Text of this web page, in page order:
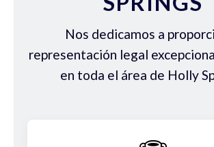
Nos dedicamos a
representación legal
en toda el área de Holly